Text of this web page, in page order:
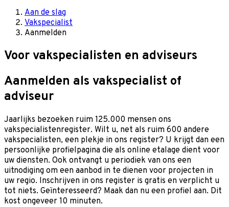
Aan de slag
Vakspecialist
Aanmelden
Voor vakspecialisten en adviseurs
Aanmelden als vakspecialist of
adviseur
Jaarlijks bezoeken ruim 125.000 mensen ons
vakspecialistenregister. Wilt u, net als ruim 600 andere
vakspecialisten, een plekje in ons register? U krijgt dan een
persoonlijke profielpagina die als online etalage dient voor
uw diensten. Ook ontvangt u periodiek van ons een
uitnodiging om een aanbod in te dienen voor projecten in
uw regio. Inschrijven in ons register is gratis en verplicht u
tot niets. Geïnteresseerd? Maak dan nu een profiel aan. Dit
kost ongeveer 10 minuten.